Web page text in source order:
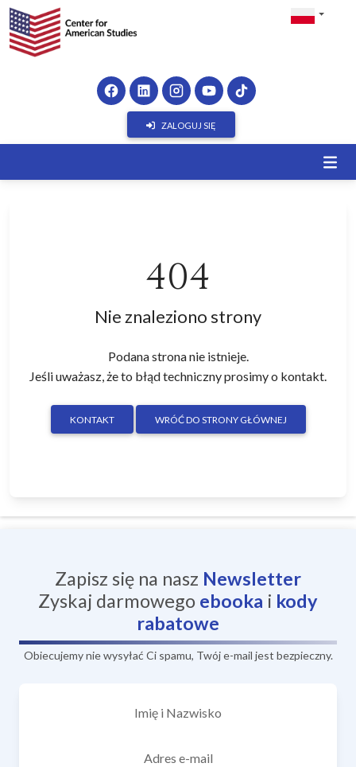
ZALOGUJ SIĘ
404
Nie znaleziono strony
Podana strona nie istnieje.
Jeśli uważasz, że to błąd techniczny prosimy o kontakt.
KONTAKT WRÓĆ DO STRONY GŁÓWNEJ
Zapisz się na nasz Newsletter
Zyskaj darmowego ebooka i kody
rabatowe
Obiecujemy nie wysyłać Ci spamu, Twój e-mail jest bezpieczny.
Imię i Nazwisko
Adres e-mail